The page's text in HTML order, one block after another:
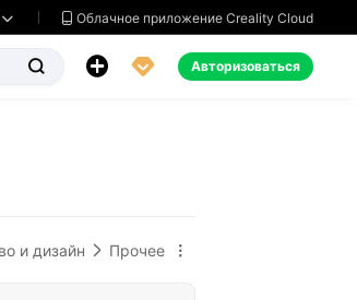
  Облачное приложение Creality Cloud
   Авторизоваться
и дизайн  Прочее 